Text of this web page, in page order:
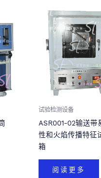
试验检测设备
ASR001-02输送带
性和火焰传播特征
箱
阅读更多